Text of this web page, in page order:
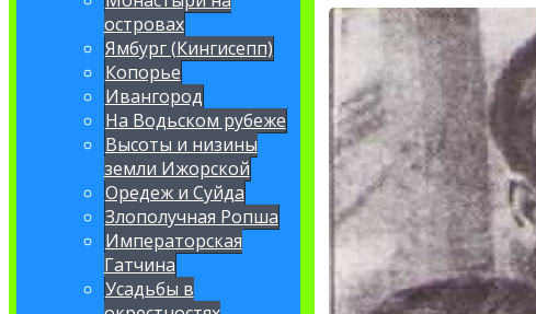
островах
Ямбург (Кингисепп)
Копорье
Ивангород
На Водьском рубеже
Высоты и низины
земли Ижорской
Оредеж и Суйда
Злополучная Ропша
Императорская
Гатчина
Усадьбы в